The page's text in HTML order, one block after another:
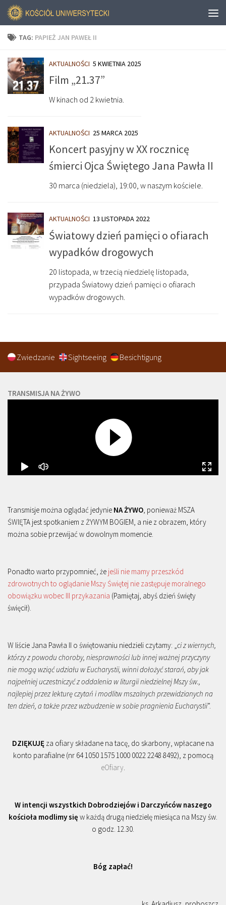
TAG: PAPIEŻ JAN PAWEŁ II
AKTUALNOŚCI 5 KWIETNIA 2025
Film „21.37”
W kinach od 2 kwietnia.
AKTUALNOŚCI 25 MARCA 2025
Koncert pasyjny w XX rocznicę
śmierci Ojca Świętego Jana Pawła II
30 marca (niedziela), 19:00, w naszym kościele.
AKTUALNOŚCI 13 LISTOPADA 2022
Światowy dzień pamięci o ofiarach
wypadków drogowych
20 listopada, w trzecią niedzielę listopada,
przypada Światowy dzień pamięci o ofiarach
wypadków drogowych.
Zwiedzanie Sightseeing Besichtigung
TRANSMISJA NA ŻYWO
Transmisje można oglądać jedynie NA ŻYWO , ponieważ MSZA
ŚWIĘTA jest spotkaniem z ŻYWYM BOGIEM, a nie z obrazem, który
można sobie przewijać w dowolnym momencie.
Ponadto warto przypomnieć, że jeśli nie mamy przeszkód
zdrowotnych to oglądanie Mszy Świętej nie zastępuje moralnego
obowiązku wobec III przykazania (Pamiętaj, abyś dzień święty
święcił).
W liście Jana Pawła II o świętowaniu niedzieli czytamy: „ ci z wiernych,
którzy z powodu choroby, niesprawności lub innej ważnej przyczyny
nie mogą wziąć udziału w Eucharystii, winni dołożyć starań, aby jak
najpełniej uczestniczyć z oddalenia w liturgii niedzielnej Mszy św.,
najlepiej przez lekturę czytań i modlitw mszalnych przewidzianych na
ten dzień, a także przez wzbudzenie w sobie pragnienia Eucharystii”.
DZIĘKUJĘ za ofiary składane na tacę, do skarbony, wpłacane na
konto parafialne (nr 64 1050 1575 1000 0022 2248 8492), z pomocą
eOfiary
W intencji wszystkich Dobrodziejów i Darczyńców naszego
kościoła modlimy się w każdą drugą niedzielę miesiąca na Mszy św.
o godz. 12.30.
Bóg zapłać!